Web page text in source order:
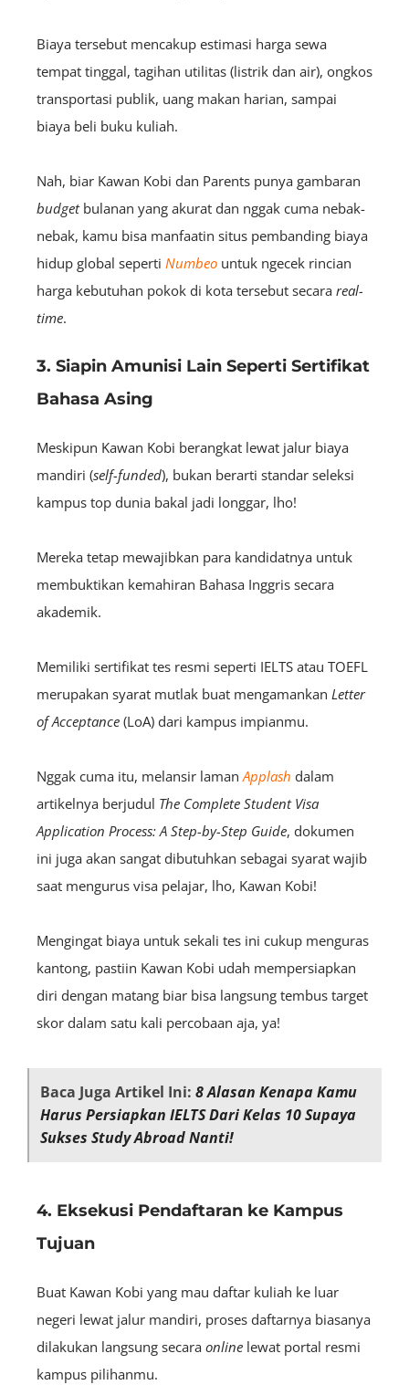
Biaya tersebut mencakup estimasi harga sewa
tempat tinggal, tagihan utilitas (listrik dan air), ongkos
transportasi publik, uang makan harian, sampai
biaya beli buku kuliah.
Nah, biar Kawan Kobi dan Parents punya gambaran
budget bulanan yang akurat dan nggak cuma nebak-
nebak, kamu bisa manfaatin situs pembanding biaya
hidup global seperti Numbeo untuk ngecek rincian
harga kebutuhan pokok di kota tersebut secara real-
time.
3. Siapin Amunisi Lain Seperti Sertifikat
Bahasa Asing
Meskipun Kawan Kobi berangkat lewat jalur biaya
mandiri (self-funded), bukan berarti standar seleksi
kampus top dunia bakal jadi longgar, lho!
Mereka tetap mewajibkan para kandidatnya untuk
membuktikan kemahiran Bahasa Inggris secara
akademik.
Memiliki sertifikat tes resmi seperti IELTS atau TOEFL
merupakan syarat mutlak buat mengamankan Letter
of Acceptance (LoA) dari kampus impianmu.
Nggak cuma itu, melansir lamanApplash dalam
artikelnya berjudul The Complete Student Visa
Application Process: A Step-by-Step Guide, dokumen
ini juga akan sangat dibutuhkan sebagai syarat wajib
saat mengurus visa pelajar, lho, Kawan Kobi!
Mengingat biaya untuk sekali tes ini cukup menguras
kantong, pastiin Kawan Kobi udah mempersiapkan
diri dengan matang biar bisa langsung tembus target
skor dalam satu kali percobaan aja, ya!
Baca Juga Artikel Ini: 8 Alasan Kenapa Kamu
Harus Persiapkan IELTS Dari Kelas 10 Supaya
Sukses Study Abroad Nanti!
4. Eksekusi Pendaftaran ke Kampus
Tujuan
Buat Kawan Kobi yang mau daftar kuliah ke luar
negeri lewat jalur mandiri, proses daftarnya biasanya
dilakukan langsung secara online lewat portal resmi
kampus pilihanmu.